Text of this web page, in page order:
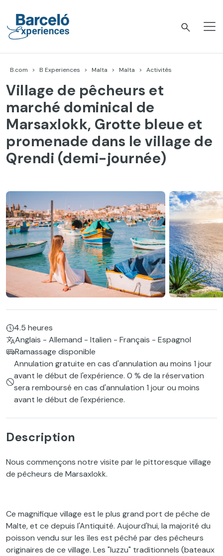
contenu
B.com B Experiences Malta Malta Activités
Village de pêcheurs et
marché dominical de
Marsaxlokk, Grotte bleue et
promenade dans le village de
Qrendi (demi-journée)
4.5 heures
Anglais - Allemand - Italien - Français - Espagnol
Ramassage disponible
Annulation gratuite en cas d'annulation au moins 1 jour
avant le début de l'expérience. 0 % de la réservation
sera remboursé en cas d'annulation 1 jour ou moins
avant le début de l'expérience.
Description
Nous commençons notre visite par le pittoresque village
de pêcheurs de Marsaxlokk.
Ce magnifique village est le plus grand port de pêche de
Malte, et ce depuis l'Antiquité. Aujourd'hui, la majorité du
poisson vendu sur les îles est pêché par des pêcheurs
originaires de ce village. Les "luzzu" traditionnels (bateaux